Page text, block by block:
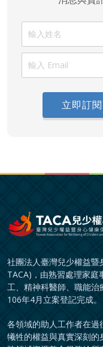
立即訂閱
社團法人臺灣兒少權益
TACA)，由熟習處理家
工、精神科醫師、職能
106年4月立案登記完成。
各領域的助人工作者在
犧牲的權益與真實深刻